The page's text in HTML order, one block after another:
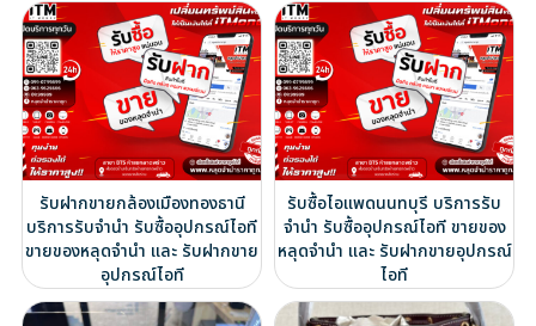
รับฝากขายกล้องเมืองทองธานี
บริการรับจำนำ รับซื้ออุปกรณ์ไอที
ขายของหลุดจำนำ และ รับฝากขาย
อุปกรณ์ไอที
รับซื้อไอแพดนนทบุรี บริการรับ
จำนำ รับซื้ออุปกรณ์ไอที ขายของ
หลุดจำนำ และ รับฝากขายอุปกรณ์
ไอที